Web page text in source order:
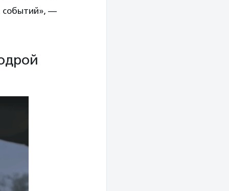
событий», —